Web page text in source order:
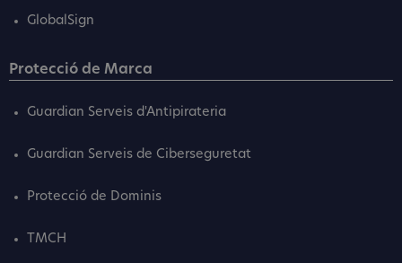
GlobalSign
Protecció de Marca
Guardian Serveis d'Antipirateria
Guardian Serveis de Ciberseguretat
Protecció de Dominis
TMCH